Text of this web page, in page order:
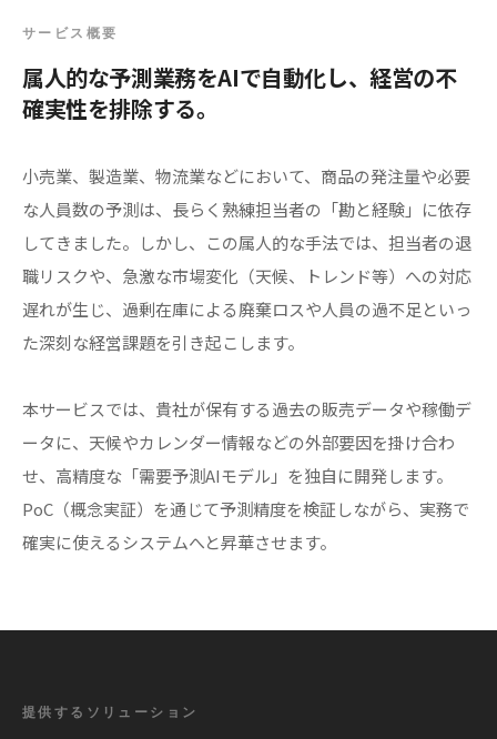
サービス概要
属人的な予測業務をAIで自動化し、経営の不
確実性を排除する。
小売業、製造業、物流業などにおいて、商品の発注量や必要
な人員数の予測は、長らく熟練担当者の「勘と経験」に依存
してきました。しかし、この属人的な手法では、担当者の退
職リスクや、急激な市場変化（天候、トレンド等）への対応
遅れが生じ、過剰在庫による廃棄ロスや人員の過不足といっ
た深刻な経営課題を引き起こします。
本サービスでは、貴社が保有する過去の販売データや稼働デ
ータに、天候やカレンダー情報などの外部要因を掛け合わ
せ、高精度な「需要予測AIモデル」を独自に開発します。
PoC（概念実証）を通じて予測精度を検証しながら、実務で
確実に使えるシステムへと昇華させます。
提供するソリューション